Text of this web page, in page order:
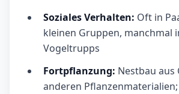
Soziales Verhalten: Oft in
kleinen Gruppen, manchmal
Vogeltrupps
Fortpflanzung: Nestbau aus
anderen